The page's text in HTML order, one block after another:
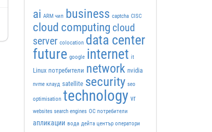
ai ARM чип business captcha CISC
cloud computing cloud
server colocation data center
future google internet it
Linux потребители network nvidia
nvme клауд satellite security seo
optimisation technology vr
websites search engines ОС потребители
апликации вода дейта център оператори